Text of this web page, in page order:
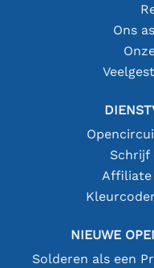
Ons
Schrijf
Affiliate
NIEUWE